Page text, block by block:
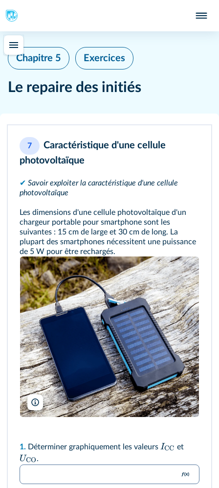
Chapitre 5 Exercices
Le repaire des initiés
7
Caractéristique d'une cellule
photovoltaïque
✔ Savoir exploiter la caractéristique d'une cellule
photovoltaïque
Les dimensions d'une cellule photovoltaïque d'un
chargeur portable pour smartphone sont les
suivantes : 15 cm de large et 30 cm de long. La
plupart des smartphones nécessitent une puissance
de 5 W pour être rechargés.
diy13/Shutterstock
1. Déterminer graphiquement les valeurs ICC et
UCO.